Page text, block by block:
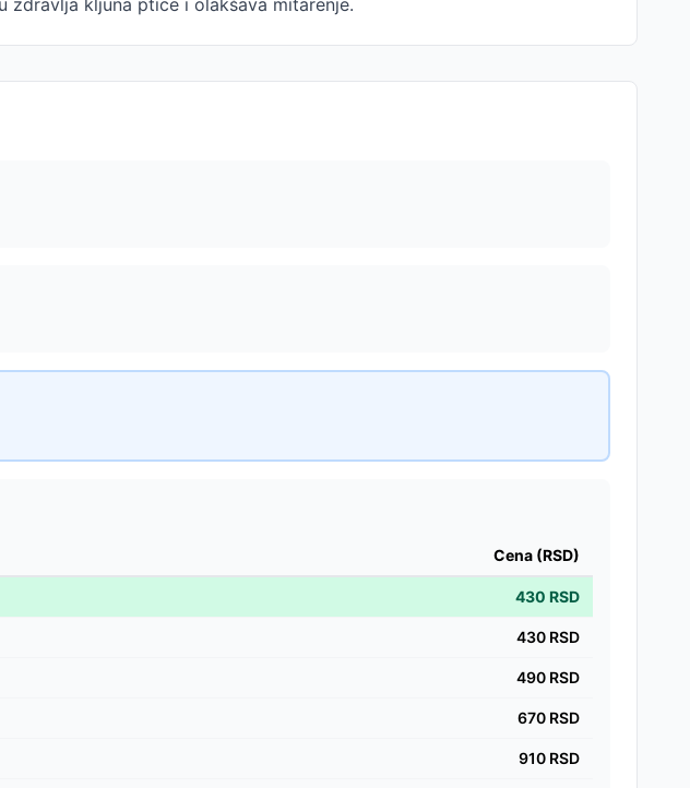
zdravlja kljuna ptice i olakšava mitarenje.
Cena (RSD)
430 RSD
430 RSD
490 RSD
670 RSD
910 RSD